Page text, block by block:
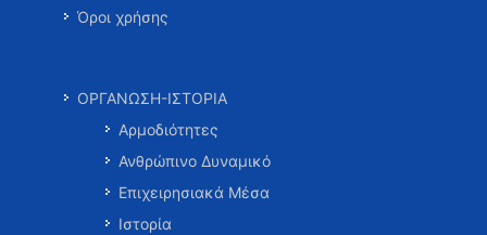
Όροι χρήσης
ΟΡΓΑΝΩΣΗ-ΙΣΤΟΡΙΑ
Αρμοδιότητες
Ανθρώπινο Δυναμικό
Επιχειρησιακά Μέσα
Ιστορία